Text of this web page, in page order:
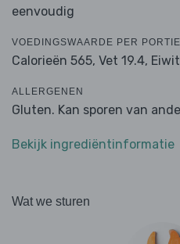
eenvoudig
VOEDINGSWAARDE PER PORTIE
Calorieën 565, Vet 19.4,
ALLERGENEN
Gluten. Kan sporen van
Bekijk ingrediëntinformatie
Wat we sturen